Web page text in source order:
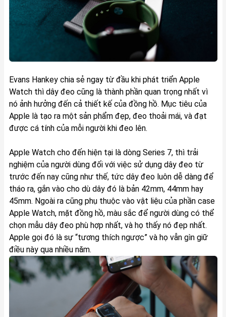
Evans Hankey chia sẻ ngay từ đầu khi phát triển Apple
Watch thì dây đeo cũng là thành phần quan trọng nhất vì
nó ảnh hưởng đến cả thiết kế của đồng hồ. Mục tiêu của
Apple là tạo ra một sản phẩm đẹp, đeo thoải mái, và đạt
được cá tính của mỗi người khi đeo lên.
Apple Watch cho đến hiện tại là dòng Series 7, thì trải
nghiệm của người dùng đối với việc sử dụng dây đeo từ
trước đến nay cũng như thế, tức dây đeo luôn dễ dàng để
tháo ra, gắn vào cho dù dây đó là bản 42mm, 44mm hay
45mm. Ngoài ra cũng phụ thuộc vào vật liệu của phần case
Apple Watch, mặt đồng hồ, màu sắc để người dùng có thể
chọn mẫu dây đeo phù hợp nhất, và họ thấy nó đẹp nhất.
Apple gọi đó là sự “tương thích ngược” và họ vẫn gìn giữ
điều này qua nhiều năm.